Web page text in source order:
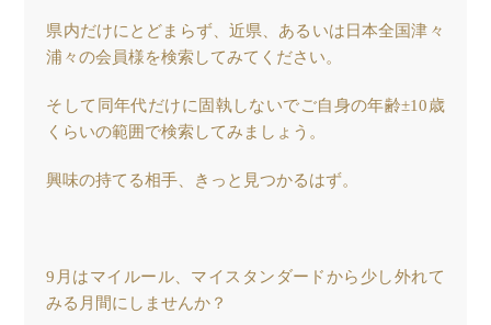
県内だけにとどまらず、近県、あるいは日本全国津々
浦々の会員様を検索してみてください。
そして同年代だけに固執しないでご自身の年齢±10歳
くらいの範囲で検索してみましょう。
興味の持てる相手、きっと見つかるはず。
9月はマイルール、マイスタンダードから少し外れて
みる月間にしませんか？